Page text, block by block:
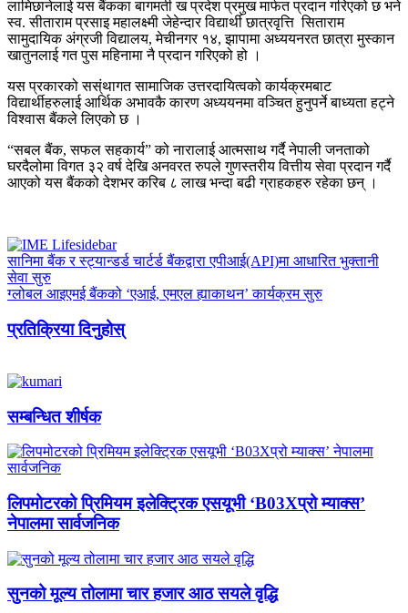
लामिछानेलाई यस बैंकका बागमती ख प्रदेश प्रमुख मार्फत प्रदान गरिएको छ भने
स्व. सीताराम प्रसाइ महालक्ष्मी जेहेन्दार विद्यार्थी छात्रवृत्ति सिताराम
सामुदायिक अंग्रजी विद्यालय, मेचीनगर १४, झापामा अध्ययनरत छात्रा मुस्कान
खातुनलाई गत पुस महिनामा नै प्रदान गरिएको हो ।
यस प्रकारको सस्ंथागत सामाजिक उत्तरदायित्वको कार्यक्रमबाट
विद्यार्थीहरुलाई आर्थिक अभावकै कारण अध्ययनमा वञ्चित हुनुपर्ने बाध्यता हट्ने
विश्वास बैंकले लिएको छ ।
“सबल बैंक, सफल सहकार्य” को नारालाई आत्मसाथ गर्दै नेपाली जनताको
घरदैलोमा विगत ३२ वर्ष देखि अनवरत रुपले गुणस्तरीय वित्तीय सेवा प्रदान गर्दै
आएको यस बैंकको देशभर करिब ८ लाख भन्दा बढी ग्राहकहरु रहेका छन् ।
सानिमा बैंक र स्ट्यान्डर्ड चार्टर्ड बैंकद्वारा एपीआई(API)मा आधारित भुक्तानी
सेवा सुरु
ग्लोबल आइएमई बैंकको ‘एआई, एमएल ह्याकाथन’ कार्यक्रम सुरु
प्रतिक्रिया दिनुहोस्
सम्बन्धित शीर्षक
लिपमोटरको प्रिमियम इलेक्ट्रिक एसयूभी ‘B03Xप्रो म्याक्स’
नेपालमा सार्वजनिक
सुनको मूल्य तोलामा चार हजार आठ सयले वृद्धि